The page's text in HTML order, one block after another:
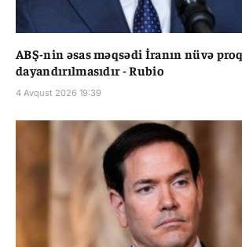
ABŞ-nin əsas məqsədi İranın nüvə
dayandırılmasıdır - Rubio
4 Avqust 2026 19:39